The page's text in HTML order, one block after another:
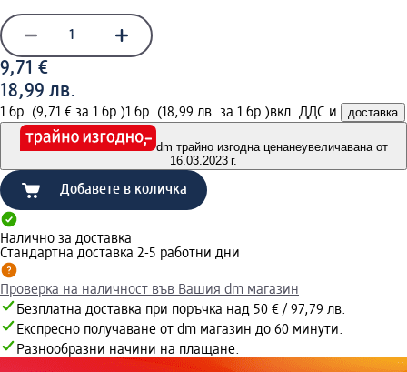
9,71 €
18,99 лв.
1 бр. (9,71 € за 1 бр.)1 бр. (18,99 лв. за 1 бр.)вкл. ДДС и доставка
dm трайно изгодна ценанеувеличавана от
16.03.2023 г.
Добавете в количка
Налично за доставка
Стандартна доставка 2-5 работни дни
Проверка на наличност във Вашия dm магазин
Безплатна доставка при поръчка над 50 € / 97,79 лв.
Експресно получаване от dm магазин до 60 минути.
Разнообразни начини на плащане.